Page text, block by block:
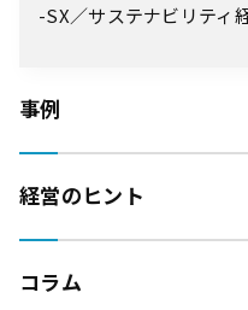
SX／サステナビリティ
事例
経営のヒント
コラム